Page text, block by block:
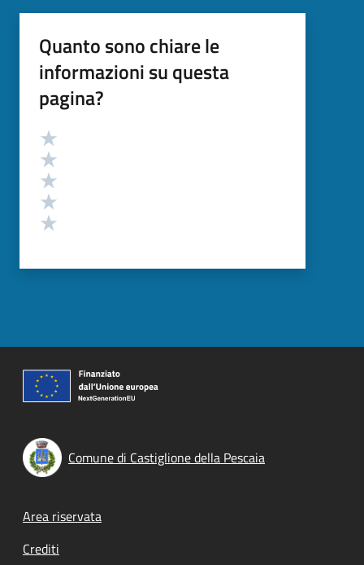
Quanto sono chiare le
informazioni su questa
pagina?
Valutazione
Comune di Castiglione della Pescaia
Footer menu
Area riservata
Crediti